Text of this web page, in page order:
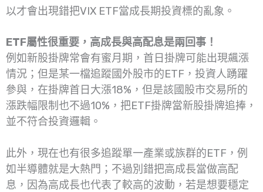
以才會出現錯把VIX ETF當成長期投資標的亂象。
ETF屬性很重要，高成長與高配息是兩回事！
例如新股掛牌常會有蜜月期，首日掛牌可能出現飆漲
情況；但是某一檔追蹤國外股市的ETF，投資人踴躍
參與，在掛牌首日大漲18%，但是該國股市交易所的
漲跌幅限制也不過10%，把ETF掛牌當新股掛牌追捧，
並不符合投資邏輯。
此外，現在也有很多追蹤單一產業或族群的ETF，例
如半導體就是大熱門；不過別錯把高成長當做高配
息，因為高成長也代表了較高的波動，若是想要穩定